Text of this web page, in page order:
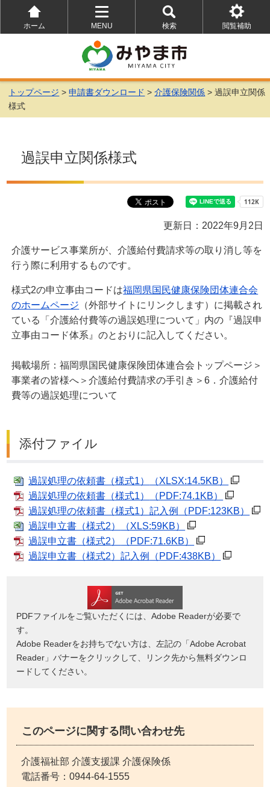
ホーム
MENU
を
開
く
検索
を
開
く
閲覧補助
を
トップページ >申請書ダウンロード >介護保険関係 > 過誤申立関係
様式
過誤申立関係様式
更新日：2022年9月2日
介護サービス事業所が、介護給付費請求等の取り消し等を
行う際に利用するものです。
様式2の申立事由コードは福岡県国民健康保険団体連合会
のホームページ （外部サイトにリンクします）に掲載され
ている「介護給付費等の過誤処理について」内の『過誤申
立事由コード体系』のとおりに記入してください。
掲載場所：福岡県国民健康保険団体連合会トップページ＞
事業者の皆様へ＞介護給付費請求の手引き＞6．介護給付
費等の過誤処理について
添付ファイル
過誤処理の依頼書（様式1）
（XLSX:14.5KB）
過誤処理の依頼書（様式1）
（PDF:74.1KB）
過誤処理の依頼書（様式1）記入例
（PDF:123KB）
過誤申立書（様式2）
（XLS:59KB）
過誤申立書（様式2）
（PDF:71.6KB）
過誤申立書（様式2）記入例
（PDF:438KB）
PDFファイルをご覧いただくには、Adobe Readerが必要で
す。
Adobe Readerをお持ちでない方は、左記の「Adobe Acrobat
Reader」バナーをクリックして、リンク先から無料ダウンロ
ードしてください。
このページに関する問い合わせ先
介護福祉部 介護支援課 介護保険係
電話番号：0944-64-1555